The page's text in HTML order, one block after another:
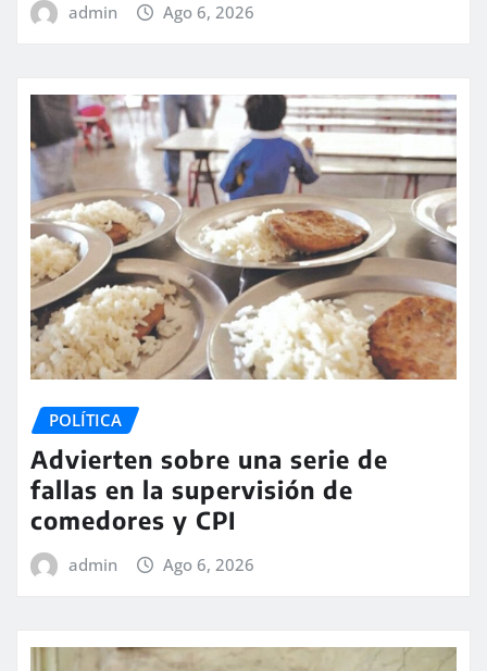
admin Ago 6, 2026
POLÍTICA
Advierten sobre una serie de
fallas en la supervisión de
comedores y CPI
admin Ago 6, 2026